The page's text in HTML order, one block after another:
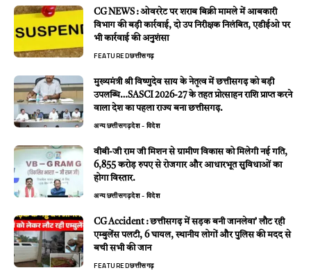
CG NEWS : ओवररेट पर शराब बिक्री मामले में आबकारी
विभाग की बड़ी कार्रवाई, दो उप निरीक्षक निलंबित, एडीईओ पर
भी कार्रवाई की अनुशंसा
FEATUREDछत्तीसगढ़
मुख्यमंत्री श्री विष्णुदेव साय के नेतृत्व में छत्तीसगढ़ को बड़ी
उपलब्धि…SASCI 2026-27 के तहत प्रोत्साहन राशि प्राप्त करने
वाला देश का पहला राज्य बना छत्तीसगढ़.
अन्यछत्तीसगढ़देश - विदेश
वीबी-जी राम जी मिशन से ग्रामीण विकास को मिलेगी नई गति,
6,855 करोड़ रुपए से रोजगार और आधारभूत सुविधाओं का
होगा विस्तार.
अन्यछत्तीसगढ़देश - विदेश
CG Accident : छत्तीसगढ़ में सड़क बनी जानलेवा’ लौट रही
एम्बुलेंस पलटी, 6 घायल, स्थानीय लोगों और पुलिस की मदद से
बची सभी की जान
FEATUREDछत्तीसगढ़